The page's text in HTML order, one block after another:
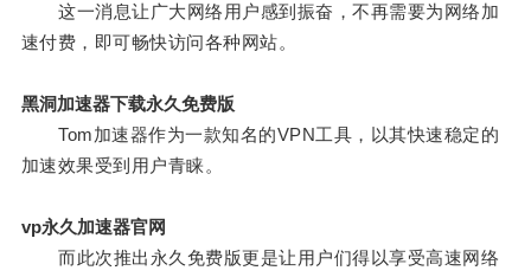
这一消息让广大网络用户感到振奋，不再需要为网络加
速付费，即可畅快访问各种网站。
黑洞加速器下载永久免费版
Tom加速器作为一款知名的VPN工具，以其快速稳定的
加速效果受到用户青睐。
vp永久加速器官网
而此次推出永久免费版更是让用户们得以享受高速网络